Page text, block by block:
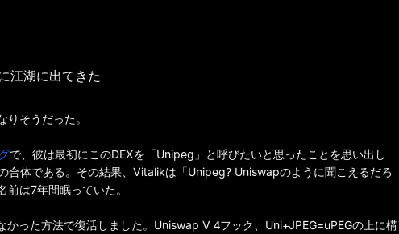
江湖に出てきた
そうだった。
で、彼は最初にこのDEXを「Unipeg」と呼びたいと思ったことを思い出し
合体である。その結果、Vitalikは「Unipeg? Uniswapのように聞こえるだろ
は7年間眠っていた。
った方法で復活しました。Uniswap V 4フック、Uni+JPEG=uPEGの上に構